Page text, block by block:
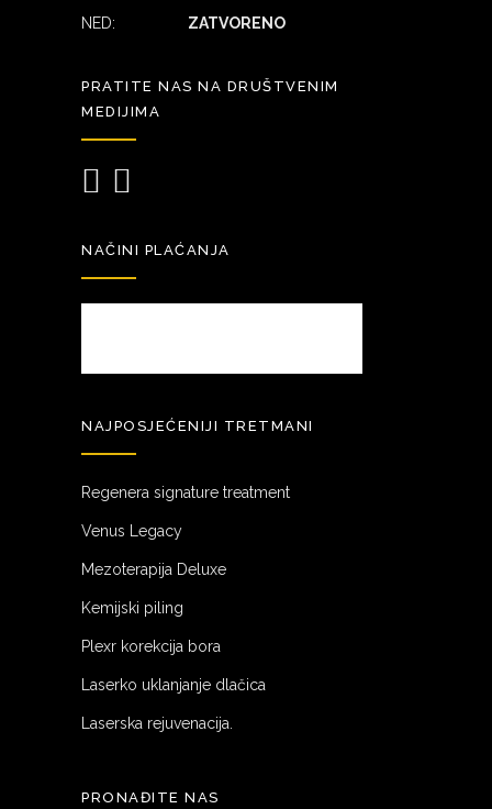
NED: ZATVORENO
PRATITE NAS NA DRUŠTVENIM
MEDIJIMA
NAČINI PLAĆANJA
NAJPOSJEĆENIJI TRETMANI
Regenera signature treatment
Venus Legacy
Mezoterapija Deluxe
Kemijski piling
Plexr korekcija bora
Laserko uklanjanje dlačica
Laserska rejuvenacija.
PRONAĐITE NAS